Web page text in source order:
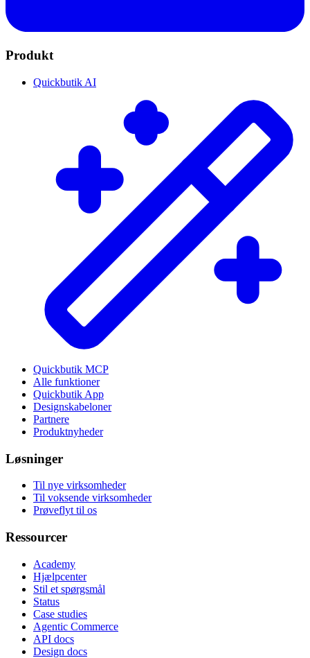
Produkt
Quickbutik AI
Quickbutik MCP
Alle funktioner
Quickbutik App
Designskabeloner
Partnere
Produktnyheder
Løsninger
Til nye virksomheder
Til voksende virksomheder
Prøveflyt til os
Ressourcer
Academy
Hjælpcenter
Stil et spørgsmål
Status
Case studies
Agentic Commerce
API docs
Design docs